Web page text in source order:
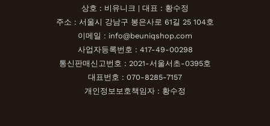
BEUNIQ
상호 : 비유니크 | 대표 : 황수정
주소 : 서울시 강남구 봉은사로 61길 25 104호
이메일 : info@beuniqshop.com
사업자등록번호 : 417-49-00298